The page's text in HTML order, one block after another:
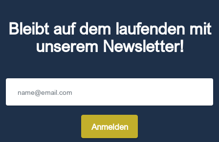
Bleibt auf dem laufenden mit
unserem Newsletter!
Anmelden